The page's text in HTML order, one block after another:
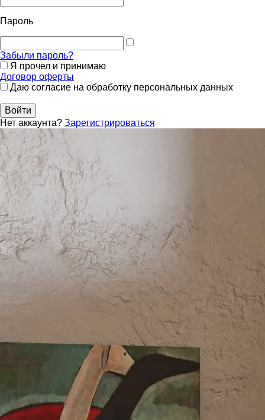
Пароль
Забыли пароль?
Я прочел и принимаю
Договор оферты
Даю согласие на обработку персональных данных
Войти
Нет аккаунта? Зарегистрироваться